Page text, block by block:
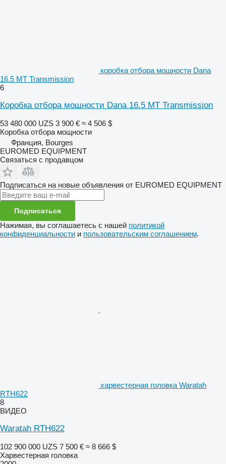
коробка отбора мощности Dana
16.5 MT Transmission
6
Коробка отбора мощности Dana 16.5 MT Transmission
53 480 000 UZS 3 900 € ≈ 4 506 $
Коробка отбора мощности
Франция, Bourges
EUROMED EQUIPMENT
Связаться с продавцом
Подписаться на новые объявления от EUROMED EQUIPMENT
Подписаться
Нажимая, вы соглашаетесь с нашей политикой
конфиденциальности и пользовательским соглашением.
харвестерная головка Waratah
RTH622
8
ВИДЕО
Waratah RTH622
102 900 000 UZS 7 500 € ≈ 8 666 $
Харвестерная головка